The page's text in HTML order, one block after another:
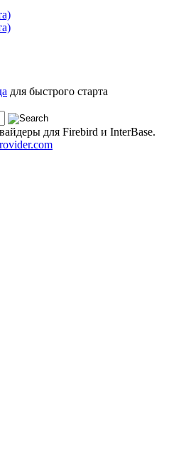
для быстрого старта
для Firebird и InterBase.